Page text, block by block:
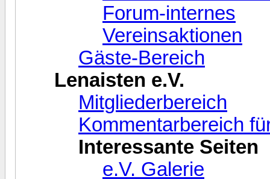
Forum-internes
Vereinsaktionen
Gäste-Bereich
Lenaisten e.V.
Mitgliederbereich
Kommentarbereich
Interessante Seiten
e.V. Galerie